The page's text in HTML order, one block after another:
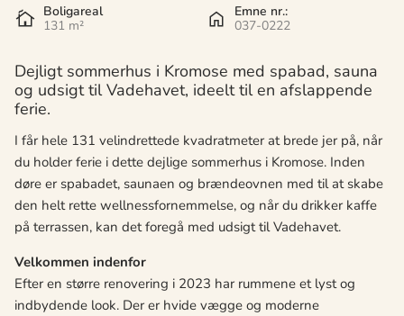
Boligareal
131 m²
Emne nr.:
037-0222
Dejligt sommerhus i Kromose med spabad, sauna
og udsigt til Vadehavet, ideelt til en afslappende
ferie.
I får hele 131 velindrettede kvadratmeter at brede jer på, når
du holder ferie i dette dejlige sommerhus i Kromose. Inden
døre er spabadet, saunaen og brændeovnen med til at skabe
den helt rette wellnessfornemmelse, og når du drikker kaffe
på terrassen, kan det foregå med udsigt til Vadehavet.
Velkommen indenfor
Efter en større renovering i 2023 har rummene et lyst og
indbydende look. Der er hvide vægge og moderne